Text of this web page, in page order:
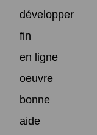
développer
fin
en ligne
oeuvre
bonne
aide